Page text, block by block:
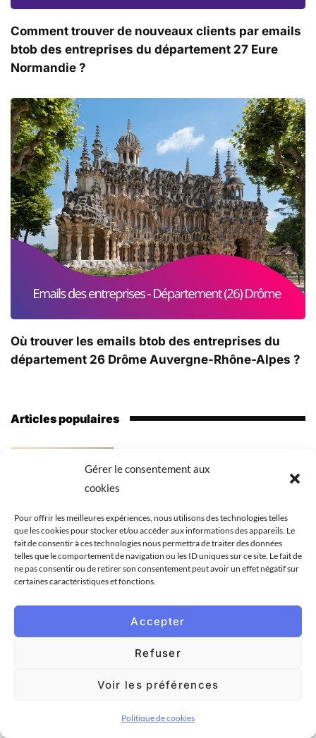
Gérer le consentement aux
cookies
Pour offrir les meilleures expériences, nous utilisons des technologies telles
que les cookies pour stocker et/ou accéder aux informations des appareils. Le
fait de consentir à ces technologies nous permettra de traiter des données
telles que le comportement de navigation ou les ID uniques sur ce site. Le fait de
ne pas consentir ou de retirer son consentement peut avoir un effet négatif sur
certaines caractéristiques et fonctions.
Accepter
Refuser
Voir les préférences
Politique de cookies
Comment trouver de nouveaux clients par emails
btob des entreprises du département 27 Eure
Normandie ?
Où trouver les emails btob des entreprises du
département 26 Drôme Auvergne-Rhône-Alpes ?
Articles populaires
des entreprises du département 22
Comment trouver de nouveaux
entreprises du département 21 Côte-
entreprises du département 11 Aude